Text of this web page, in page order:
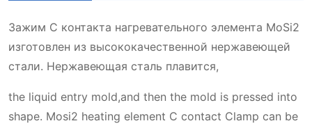
Зажим C контакта нагревательного элемента MoSi2
изготовлен из высококачественной нержавеющей
стали. Нержавеющая сталь плавится,
the liquid entry mold,and then the mold is pressed into
shape. Mosi2 heating element C contact Clamp can be